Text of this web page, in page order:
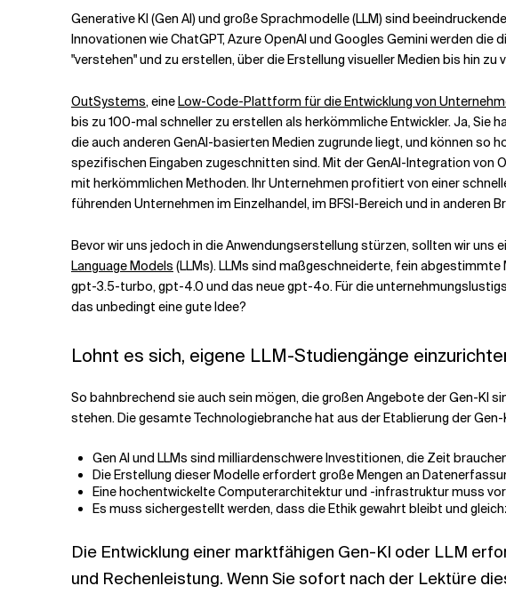
Verwandte Themen
Generative KI (Gen AI) und große Sprachmodelle (LLM) sind
Innovationen wie ChatGPT, Azure OpenAI und Googles Gemini werden die
"verstehen" und zu erstellen, über die Erstellung visueller Medien bis hin
OutSystems, eineLow-Code-Plattform für die Entwicklung von
bis zu 100-mal schneller zu erstellen als herkömmliche Entwickler. Ja,
die auch anderen GenAI-basierten Medien zugrunde liegt, und können so
spezifischen Eingaben zugeschnitten sind. Mit der GenAI-Integration von
mit herkömmlichen Methoden. Ihr Unternehmen profitiert von einer
führenden Unternehmen im Einzelhandel, im BFSI-Bereich und in anderen
Bevor wir uns jedoch in die Anwendungserstellung stürzen, sollten wir
Language Models (LLMs). LLMs sind maßgeschneiderte, fein
gpt-3.5-turbo, gpt-4.0 und das neue gpt-4o. Für die
das unbedingt eine gute Idee?
Lohnt es sich, eigene LLM-Studiengänge
So bahnbrechend sie auch sein mögen, die großen Angebote der Gen-KI
stehen. Die gesamte Technologiebranche hat aus der Etablierung der
Gen AI und LLMs sind milliardenschwere Investitionen, die Zeit
Die Erstellung dieser Modelle erfordert große Mengen an
Eine hochentwickelte Computerarchitektur und -infrastruktur muss
Es muss sichergestellt werden, dass die Ethik gewahrt bleibt und
Die Entwicklung einer marktfähigen Gen-KI oder LLM
und Rechenleistung. Wenn Sie sofort nach der Lektüre